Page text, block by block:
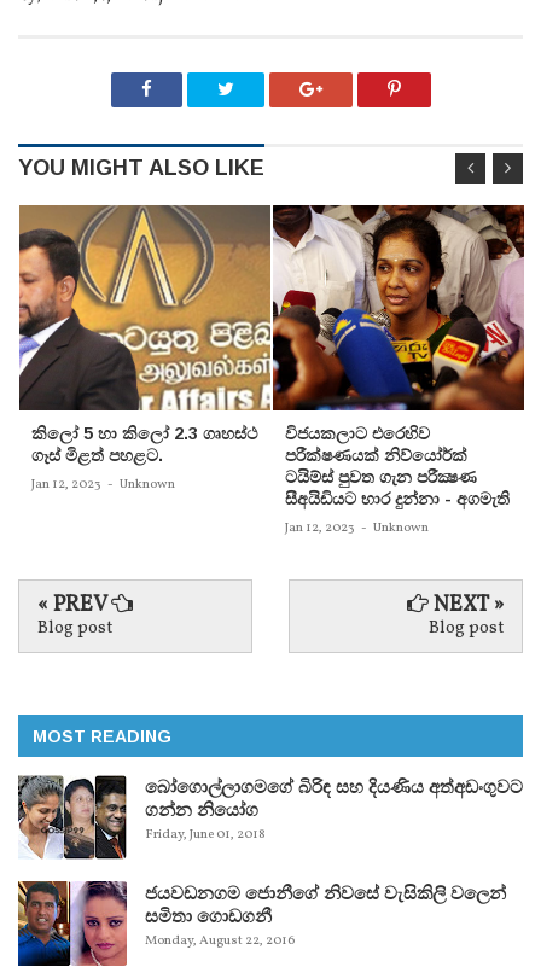
YOU MIGHT ALSO LIKE
කිලෝ 5 හා කිලෝ 2.3 ගෘහස්ථ
ගෑස් මිළත් පහළට.
Jan 12, 2023 - Unknown
විජයකලාට එරෙහිව
පරීක්‌ෂණයක්‌ නිව්යෝර්ක්‌
ටයිම්ස්‌ පුවත ගැන පරීක්‍ෂණ
සීඅයිඩියට භාර දුන්නා - අගමැති
Jan 12, 2023 - Unknown
« PREV
Blog post
NEXT »
Blog post
MOST READING
බෝගොල්ලාගමගේ බිරිඳ සහ දියණිය අත්අඩංගුවට
ගන්න නියෝග
Friday, June 01, 2018
ජයවඩනගම ජොනීගේ නිවසේ වැසිකිලි වලෙන්
සමිතා ගොඩගනී
Monday, August 22, 2016